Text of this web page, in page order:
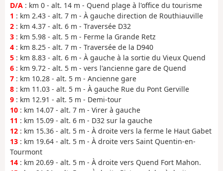
D/A : km 0 - alt. 14 m - Quend plage à l'office du tourisme
1 : km 2.43 - alt. 7 m - À gauche direction de Routhiauville
2 : km 4.37 - alt. 6 m - Traversée D32
3 : km 5.98 - alt. 5 m - Ferme la Grande Retz
4 : km 8.25 - alt. 7 m - Traversée de la D940
5 : km 8.83 - alt. 6 m - À gauche à la sortie du Vieux Quend
6 : km 9.72 - alt. 5 m - vers l'ancienne gare de Quend
7 : km 10.28 - alt. 5 m - Ancienne gare
8 : km 11.03 - alt. 5 m - À gauche Rue du Pont Gerville
9 : km 12.91 - alt. 5 m - Demi-tour
10 : km 14.07 - alt. 7 m - Virer à gauche
11 : km 15.09 - alt. 6 m - D32 sur la gauche
12 : km 15.36 - alt. 5 m - À droite vers la ferme le Haut Gabet
13 : km 19.64 - alt. 5 m - À droite vers Saint Quentin-en-
Tourmont
14 : km 20.69 - alt. 5 m - À droite vers Quend Fort Mahon.